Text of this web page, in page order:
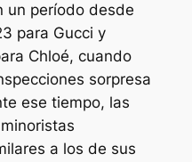
un período desde
para Gucci y
Chloé, cuando
sorpresa
ese tiempo, las
a los de sus